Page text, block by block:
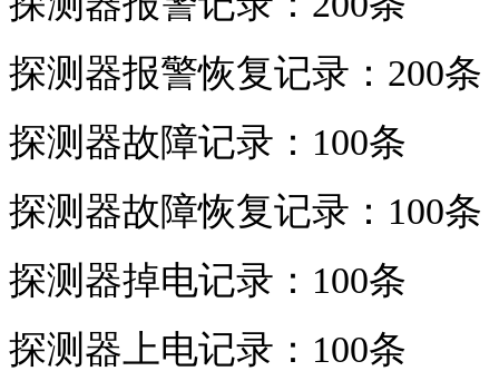
探测器报警恢复记录：200条
探测器故障记录：100条
探测器故障恢复记录：100条
探测器掉电记录：100条
探测器上电记录：100条